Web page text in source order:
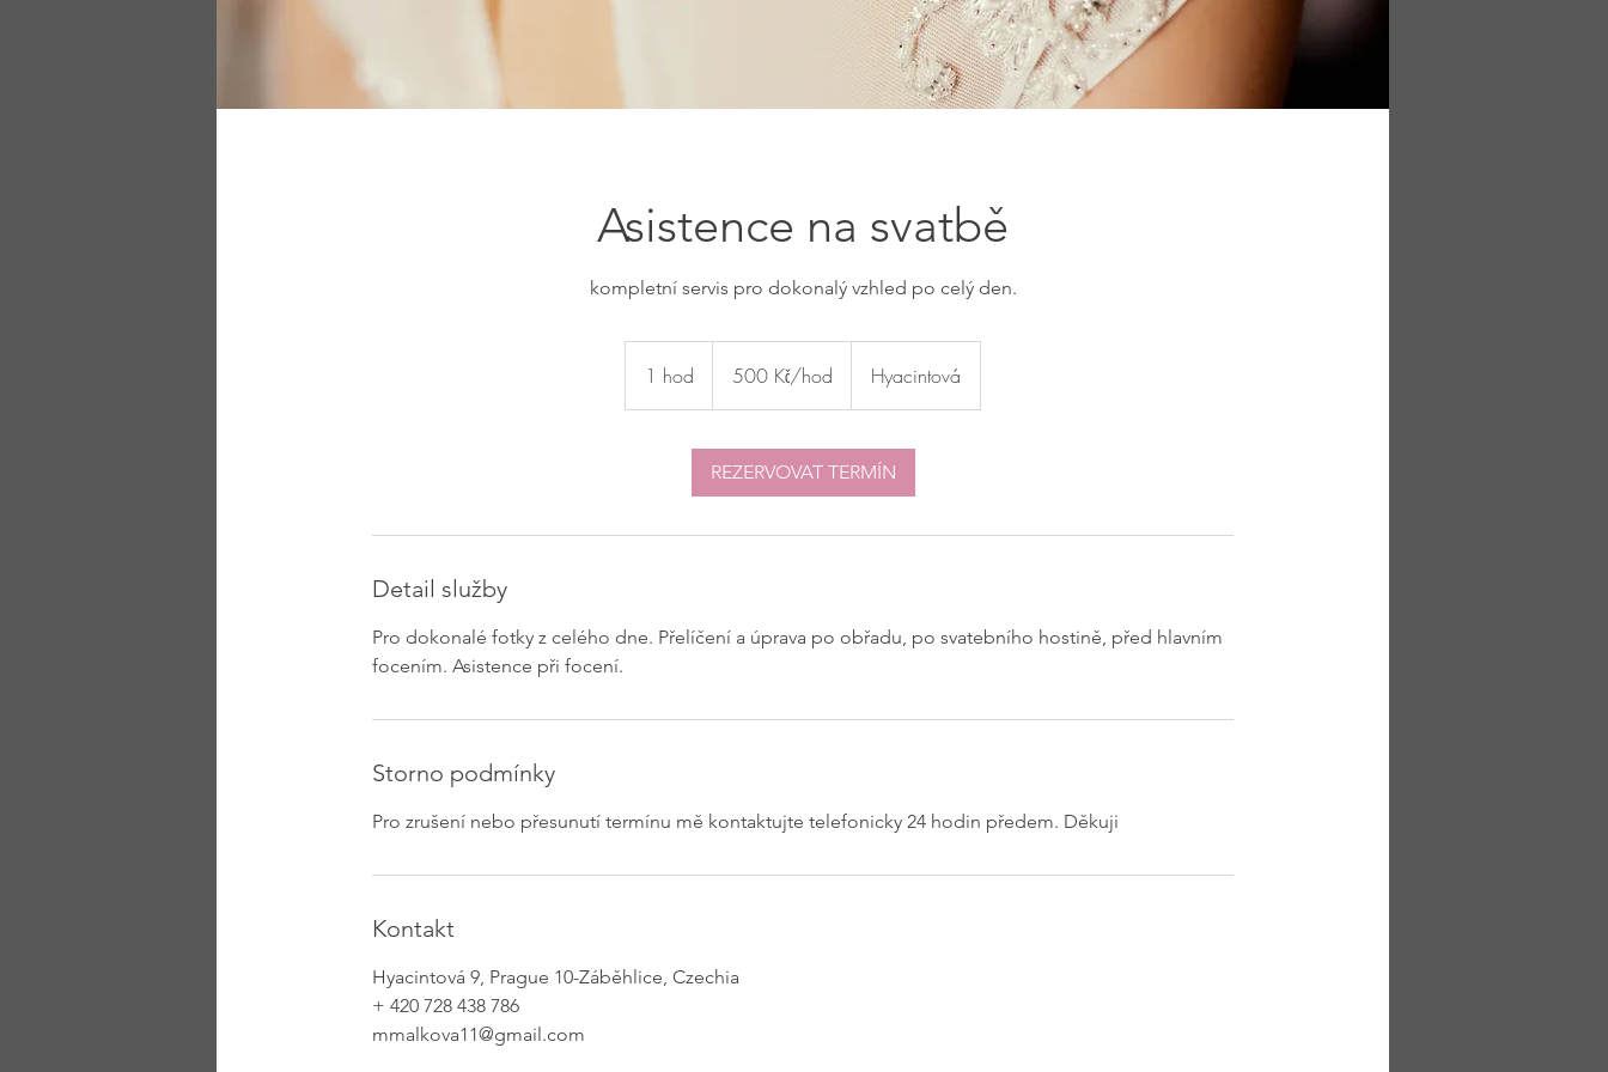
Asistence na svatbě
kompletní servis pro dokonalý vzhled po celý den.
1 hod
h
500 Kč/hod Hyacintová
REZERVOVAT TERMÍN
Detail služby
Pro dokonalé fotky z celého dne. Přelíčení a úprava po obřadu, po svatebního hostině, před hlavním
focením. Asistence při focení.
Storno podmínky
Pro zrušení nebo přesunutí termínu mě kontaktujte telefonicky 24 hodin předem. Děkuji
Kontakt
Hyacintová 9, Prague 10-Záběhlice, Czechia
+ 420 728 438 786
mmalkova11@gmail.com